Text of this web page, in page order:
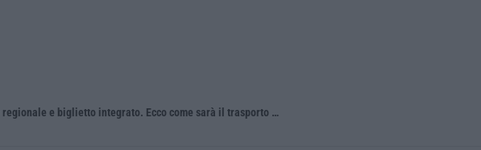
Una nuova agenzia, un unico bacino regionale e biglietto integrato. Ecco come sarà il trasporto pubblico locale in Calabria